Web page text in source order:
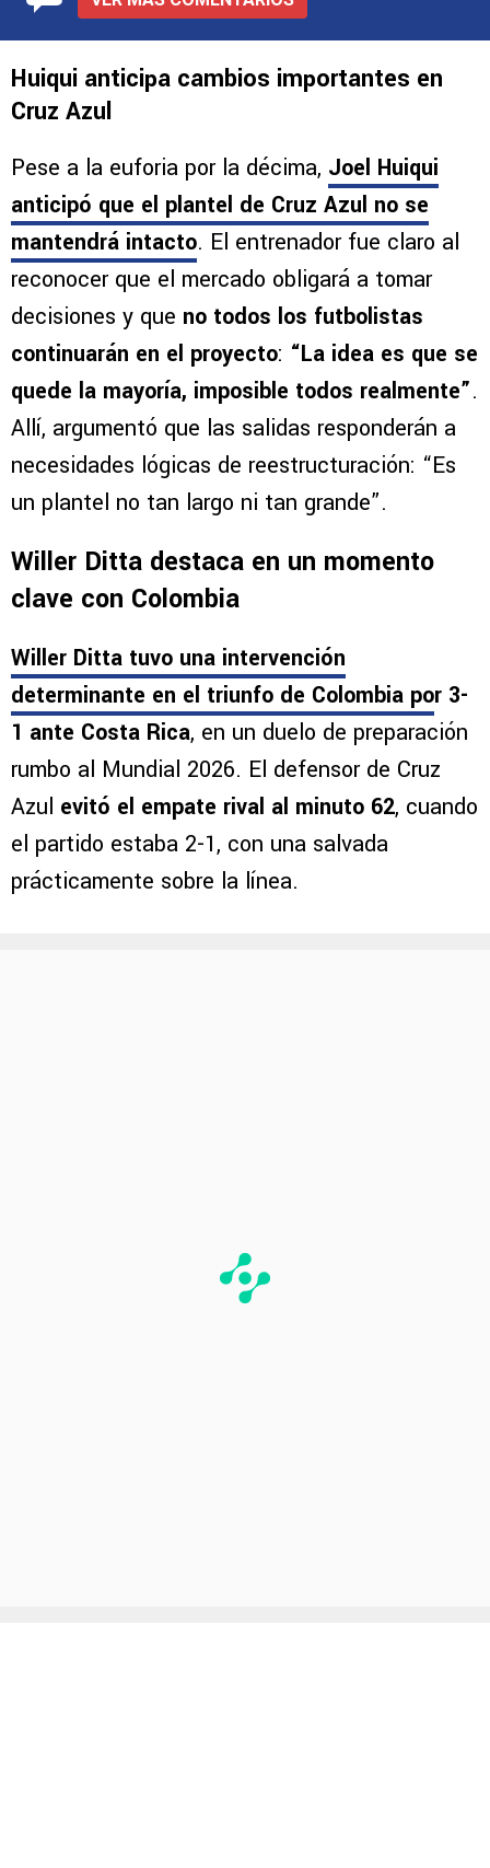
Huiqui anticipa cambios importantes en
Cruz Azul
Pese a la euforia por la décima, Joel Huiqui
anticipó que el plantel de Cruz Azul no se
mantendrá intacto. El entrenador fue claro al
reconocer que el mercado obligará a tomar
decisiones y que no todos los futbolistas
continuarán en el proyecto: “La idea es que se
quede la mayoría, imposible todos realmente”.
Allí, argumentó que las salidas responderán a
necesidades lógicas de reestructuración: “Es
un plantel no tan largo ni tan grande”.
Willer Ditta destaca en un momento
clave con Colombia
Willer Ditta tuvo una intervención
determinante en el triunfo de Colombia por 3-
1 ante Costa Rica, en un duelo de preparación
rumbo al Mundial 2026. El defensor de Cruz
Azul evitó el empate rival al minuto 62, cuando
el partido estaba 2-1, con una salvada
prácticamente sobre la línea.